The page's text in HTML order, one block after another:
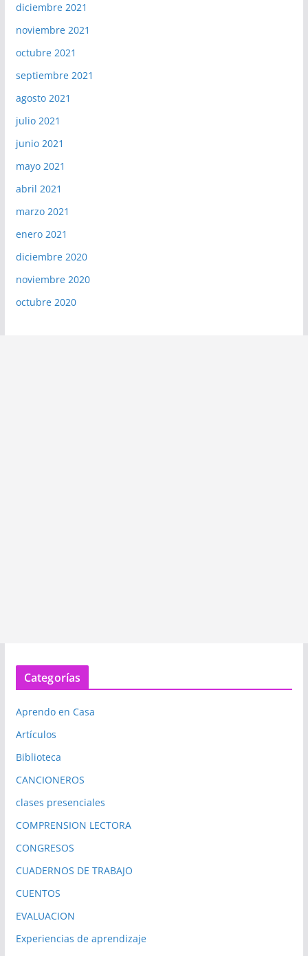
diciembre 2021
noviembre 2021
octubre 2021
septiembre 2021
agosto 2021
julio 2021
junio 2021
mayo 2021
abril 2021
marzo 2021
enero 2021
diciembre 2020
noviembre 2020
octubre 2020
Categorías
Aprendo en Casa
Artículos
Biblioteca
CANCIONEROS
clases presenciales
COMPRENSION LECTORA
CONGRESOS
CUADERNOS DE TRABAJO
CUENTOS
EVALUACION
Experiencias de aprendizaje